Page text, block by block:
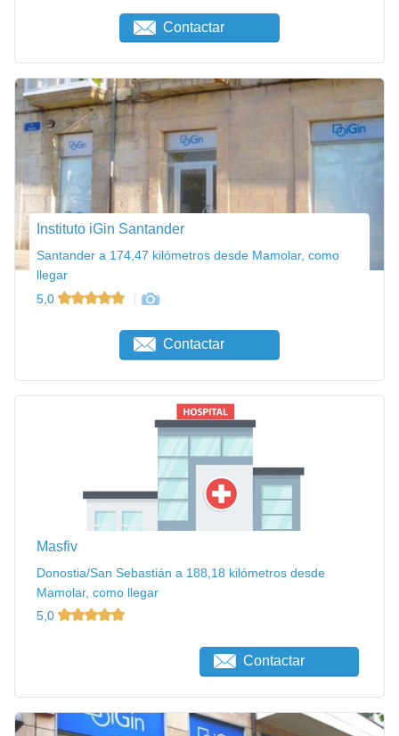
Contactar
Instituto iGin Santander
Santander a 174,47 kilómetros desde Mamolar, como
llegar
5,0
Contactar
Masfiv
Donostia/San Sebastián a 188,18 kilómetros desde
Mamolar, como llegar
5,0
Contactar